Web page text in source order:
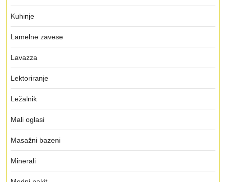
Kuhinje
Lamelne zavese
Lavazza
Lektoriranje
Ležalnik
Mali oglasi
Masažni bazeni
Minerali